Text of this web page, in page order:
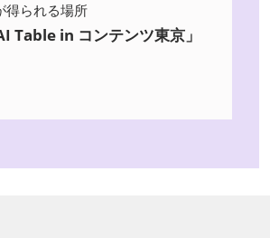
得られる場所
Table in コンテンツ東京」